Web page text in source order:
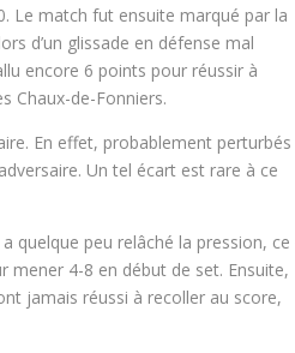
Le match fut ensuite marqué par la
d’un glissade en défense mal
encore 6 points pour réussir à
Chaux-de-Fonniers.
En effet, probablement
Un tel écart est rare à ce
quelque peu relâché la pression, ce
mener 4-8 en début de set. Ensuite,
jamais réussi à recoller au score,